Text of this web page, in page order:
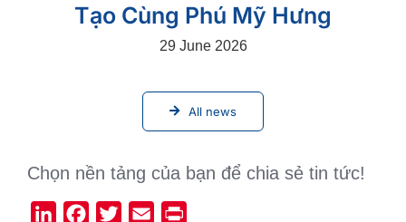
Tạo Cùng Phú Mỹ Hưng
29 June 2026
All news
Chọn nền tảng của bạn để chia sẻ tin tức!
LinkedInFacebook
Twitter Email